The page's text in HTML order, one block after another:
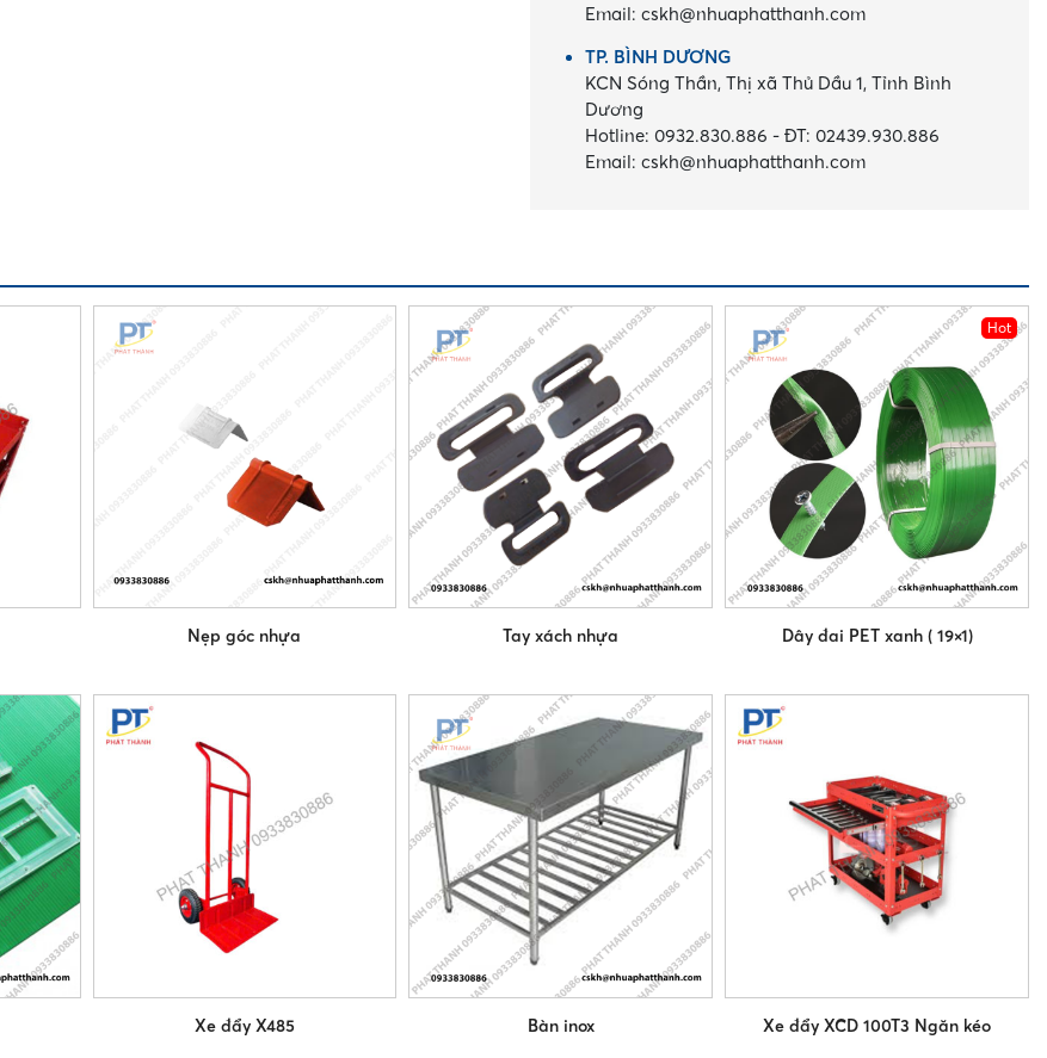
Email:cskh@nhuaphatthanh.com
TP. BÌNH DƯƠNG
KCN Sóng Thần, Thị xã Thủ Dầu 1, Tỉnh Bình
Dương
Hotline: 0932.830.886 -ĐT: 02439.930.886
Email:cskh@nhuaphatthanh.com
Nẹp góc nhựa Tay xách nhựa
Hot
Dây đai PET xanh ( 19×1)
Xe đẩy X485 Bàn inox Xe đẩy XCD 100T3 Ngăn kéo